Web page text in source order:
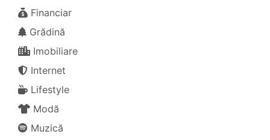
Financiar
Grădină
Imobiliare
Internet
Lifestyle
Modă
Muzică